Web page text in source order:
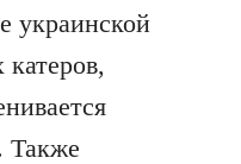
украинской
Также